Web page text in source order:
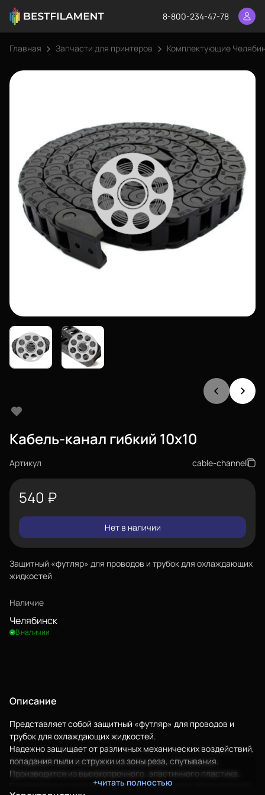
8-800-234-47-78
Главная Запчасти для принтеров Комплектующие
Кабель-канал гибкий 10x10
Артикул cable-channel
540 ₽
Нет в наличии
Защитный «футляр» для проводов и трубок для охлаждающих
жидкостей
Наличие
Челябинск
В наличии
Описание
Представляет собой защитный «футляр» для проводов и
трубок для охлаждающих жидкостей.
Надежно защищает от различных механических воздействий,
попадания пыли и стружки из зоны реза, спутывания.
Производится из высокопрочного, эластичного пластика.
Применяется в подвижных частях различного оборудования
+читать полностью